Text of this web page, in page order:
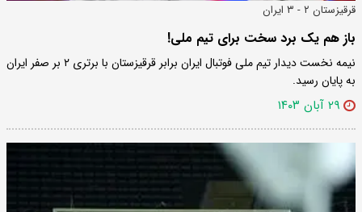
قرقیزستان ۲ - ۳ ایران
باز هم یک برد سخت برای تیم ملی!
نیمه نخست دیدار تیم ملی فوتبال ایران برابر قرقیزستان با برتری ۲ بر صفر ایران
به پایان رسید.
۲۹ آبان ۱۴۰۳